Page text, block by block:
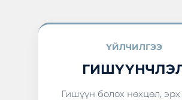
ҮЙЛЧИЛГЭЭ
Гишүүн болох нөхцөл, эрх